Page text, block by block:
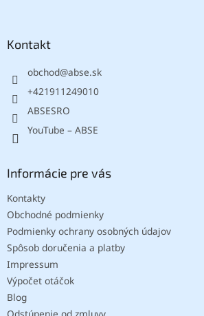
Kontakt
obchod@abse.sk
+421911249010
ABSESRO
YouTube – ABSE
Informácie pre vás
Kontakty
Obchodné podmienky
Podmienky ochrany osobných údajov
Spôsob doručenia a platby
Impressum
Výpočet otáčok
Blog